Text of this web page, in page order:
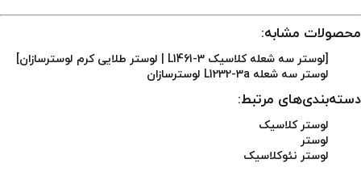
محصولات مشابه:
[لوستر سه شعله کلاسیک L1461-3 | لوستر طلایی کرم لوسترسازان]
لوستر سه شعله L1232-3a لوسترسازان
دسته‌بندی‌های مرتبط:
لوستر کلاسیک
لوستر
لوستر نئوکلاسیک